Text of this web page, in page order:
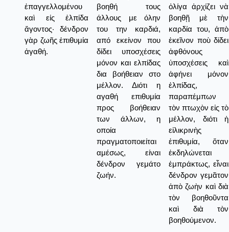
ἐπαγγελλομένου
καὶ εἰς ἐλπίδα
ἄγοντος· δένδρον
γὰρ ζωῆς ἐπιθυμία
ἀγαθή.
βοηθή τους
άλλους με όλην
του την καρδιά,
από εκείνον που
δίδει υποσχέσεις
μόνον και ελπίδας
δια βοήθειαν στο
μέλλον. Διότι η
αγαθή επιθυμία
προς βοήθειαν
των άλλων, η
οποία
πραγματοποιείται
αμέσως, είναι
δένδρον γεμάτο
ζωήν.
ὀλίγα ἀρχίζει νὰ
βοηθῇ μὲ τὴν
καρδία του, ἀπὸ
ἐκεῖνον ποὺ δίδει
ἀφθόνους
ὑποσχέσεις καὶ
ἀφήνει μόνον
ἐλπίδας,
παραπέμπων
τὸν πτωχὸν εἰς τὸ
μέλλον, διότι ἡ
εἰλικρινὴς
ἐπιθυμία, ὅταν
ἐκδηλώνεται
ἐμπράκτως, εἶναι
δένδρον γεμᾶτον
ἀπὸ ζωὴν καὶ διὰ
τὸν βοηθοῦντα
καὶ διὰ τὸν
βοηθούμενον.